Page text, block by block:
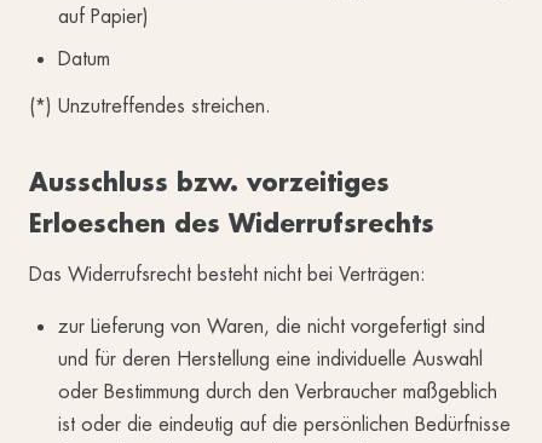
auf Papier)
Datum
(*) Unzutreffendes streichen.
Ausschluss bzw. vorzeitiges
Erloeschen des Widerrufsrechts
Das Widerrufsrecht besteht nicht bei Verträgen:
zur Lieferung von Waren, die nicht vorgefertigt sind
und für deren Herstellung eine individuelle Auswahl
oder Bestimmung durch den Verbraucher maßgeblich
ist oder die eindeutig auf die persönlichen Bedürfnisse